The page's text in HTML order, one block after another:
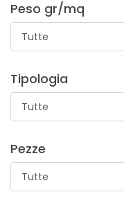
Peso gr/mq
Tutte
Tipologia
Tutte
Pezze
Tutte